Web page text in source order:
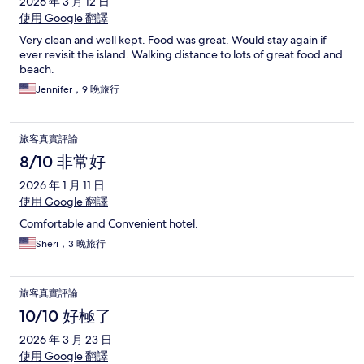
使用 Google 翻譯
Very clean and well kept. Food was great. Would stay again if
ever revisit the island. Walking distance to lots of great food and
beach.
Jennifer，9 晚旅行
旅客真實評論
8/10 非常好
2026 年 1 月 11 日
使用 Google 翻譯
Comfortable and Convenient hotel.
Sheri，3 晚旅行
旅客真實評論
10/10 好極了
2026 年 3 月 23 日
使用 Google 翻譯